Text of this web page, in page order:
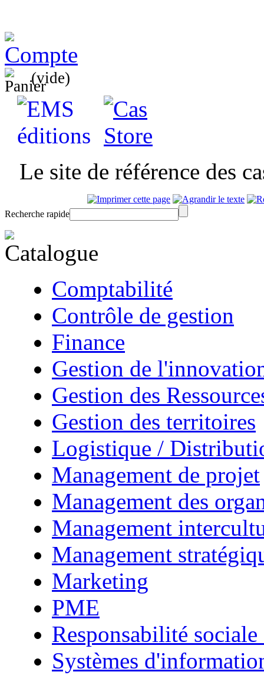
(vide)
Le site de référence des
Recherche rapide
Comptabilité
Contrôle de gestion
Finance
Gestion de
Gestion des
Gestion des territoires
Logistique /
Management de projet
Management des
Management
Management
Marketing
PME
Responsabilité
Systèmes